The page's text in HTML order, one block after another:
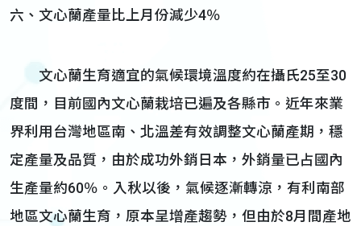
六、文心蘭產量比上月份減少4％
文心蘭生育適宜的氣候環境溫度約在攝氏25至30
度間，目前國內文心蘭栽培已遍及各縣市。近年來業
界利用台灣地區南、北溫差有效調整文心蘭產期，穩
定產量及品質，由於成功外銷日本，外銷量已占國內
生產量約60％。入秋以後，氣候逐漸轉涼，有利南部
地區文心蘭生育，原本呈增產趨勢，但由於8月間產地